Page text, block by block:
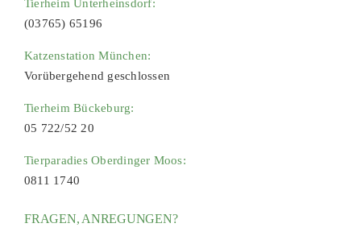
Tierheim Unterheinsdorf:
(03765) 65196
Katzenstation München:
Vorübergehend geschlossen
Tierheim Bückeburg:
05 722/52 20
Tierparadies Oberdinger Moos:
0811 1740
FRAGEN, ANREGUNGEN?